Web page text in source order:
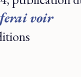
ferai voir